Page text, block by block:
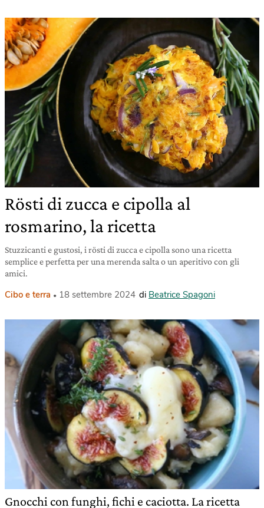
Rösti di zucca e cipolla al
rosmarino, la ricetta
Stuzzicanti e gustosi, i rösti di zucca e cipolla sono una ricetta
semplice e perfetta per una merenda salta o un aperitivo con gli
amici.
Cibo e terra 18 settembre 2024 di Beatrice Spagoni
Gnocchi con funghi, fichi e caciotta. La ricetta